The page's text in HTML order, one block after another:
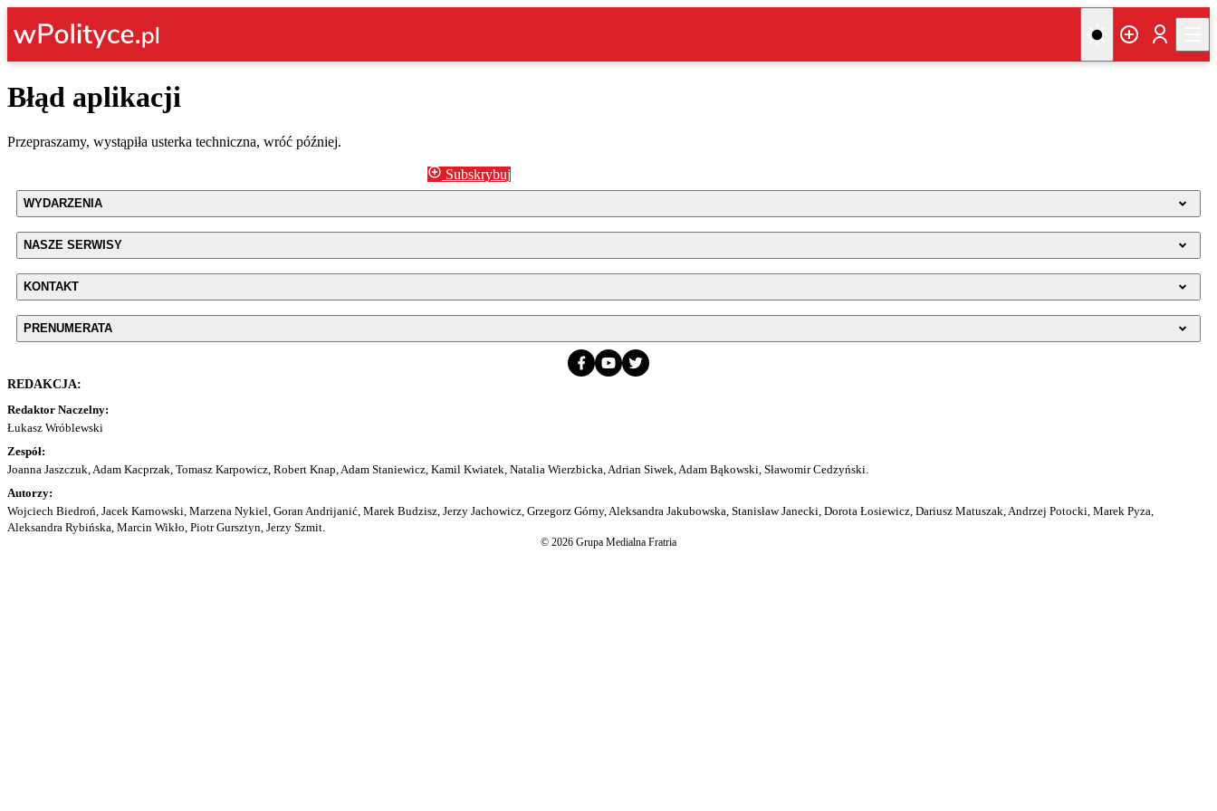
Błąd aplikacji
Przepraszamy, wystąpiła usterka techniczna, wróć później.
Subskrybuj
WYDARZENIA
NASZE SERWISY
KONTAKT
PRENUMERATA
REDAKCJA:
Redaktor Naczelny:
Łukasz Wróblewski
Zespół:
Joanna Jaszczuk, Adam Kacprzak, Tomasz Karpowicz, Robert Knap, Adam Staniewicz, Kamil Kwiatek, Natalia Wierzbicka, Adrian Siwek, Adam Bąkowski, Sławomir Cedzyński.
Autorzy:
Wojciech Biedroń, Jacek Karnowski, Marzena Nykiel, Goran Andrijanić, Marek Budzisz, Jerzy Jachowicz, Grzegorz Górny, Aleksandra Jakubowska, Stanisław Janecki, Dorota Łosiewicz, Dariusz Matuszak, Andrzej Potocki, Marek Pyza,
Aleksandra Rybińska, Marcin Wikło, Piotr Gursztyn, Jerzy Szmit.
© 2026 Grupa Medialna Fratria